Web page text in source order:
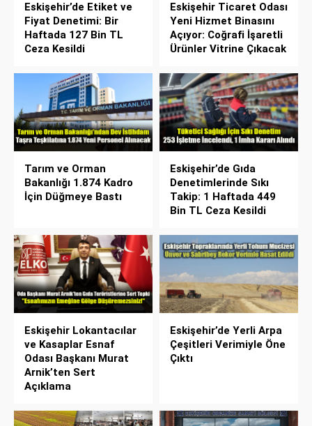
Eskişehir’de Etiket ve
Fiyat Denetimi: Bir
Haftada 127 Bin TL
Ceza Kesildi
Eskişehir Ticaret Odası
Yeni Hizmet Binasını
Açıyor: Coğrafi İşaretli
Ürünler Vitrine Çıkacak
Tarım ve Orman
Bakanlığı 1.874 Kadro
İçin Düğmeye Bastı
Eskişehir’de Gıda
Denetimlerinde Sıkı
Takip: 1 Haftada 449
Bin TL Ceza Kesildi
Eskişehir Lokantacılar
ve Kasaplar Esnaf
Odası Başkanı Murat
Arnik’ten Sert
Açıklama
Eskişehir’de Yerli Arpa
Çeşitleri Verimiyle Öne
Çıktı